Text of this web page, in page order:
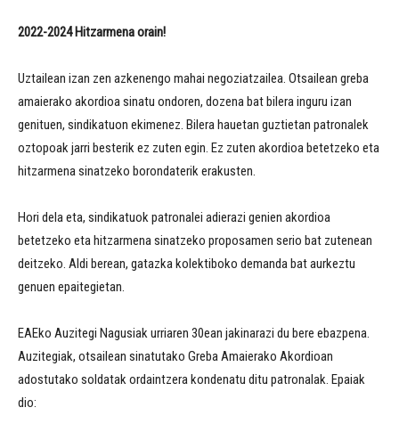
2022-2024 Hitzarmena orain!
Uztailean izan zen azkenengo mahai negoziatzailea. Otsailean greba
amaierako akordioa sinatu ondoren, dozena bat bilera inguru izan
genituen, sindikatuon ekimenez. Bilera hauetan guztietan patronalek
oztopoak jarri besterik ez zuten egin. Ez zuten akordioa betetzeko eta
hitzarmena sinatzeko borondaterik erakusten.
Hori dela eta, sindikatuok patronalei adierazi genien akordioa
betetzeko eta hitzarmena sinatzeko proposamen serio bat zutenean
deitzeko. Aldi berean, gatazka kolektiboko demanda bat aurkeztu
genuen epaitegietan.
EAEko Auzitegi Nagusiak urriaren 30ean jakinarazi du bere ebazpena.
Auzitegiak, otsailean sinatutako Greba Amaierako Akordioan
adostutako soldatak ordaintzera kondenatu ditu patronalak. Epaiak
dio: